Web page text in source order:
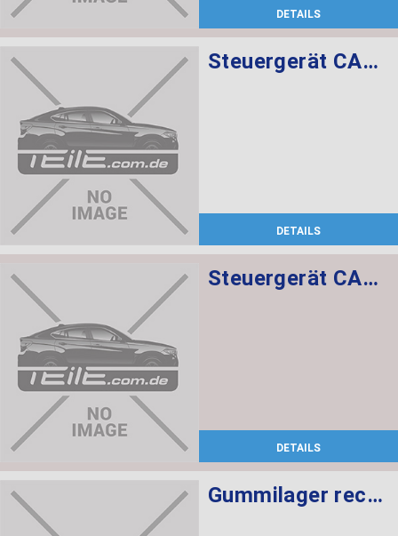
DETAILS
Steuergerät CAS CAS3
DETAILS
Steuergerät CAS CAS3
DETAILS
Gummilager rechts